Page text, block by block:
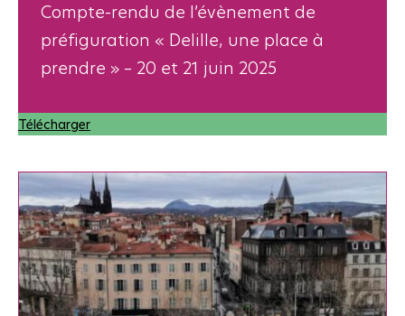
Compte-rendu de l’évènement de
préfiguration « Delille, une place à
prendre » – 20 et 21 juin 2025
Télécharger